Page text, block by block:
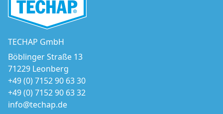
TECHAP GmbH
Böblinger Straße 13
71229 Leonberg
+49 (0) 7152 90 63 30
+49 (0) 7152 90 63 32
info@techap.de